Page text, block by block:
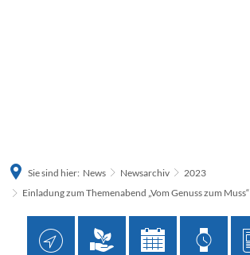
Sie sind hier: News Newsarchiv
2023
Einladung zum Themenabend „Vom Genuss zum Muss“